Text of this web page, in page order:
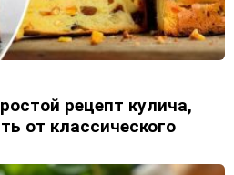
рецепт кулича,
от классического